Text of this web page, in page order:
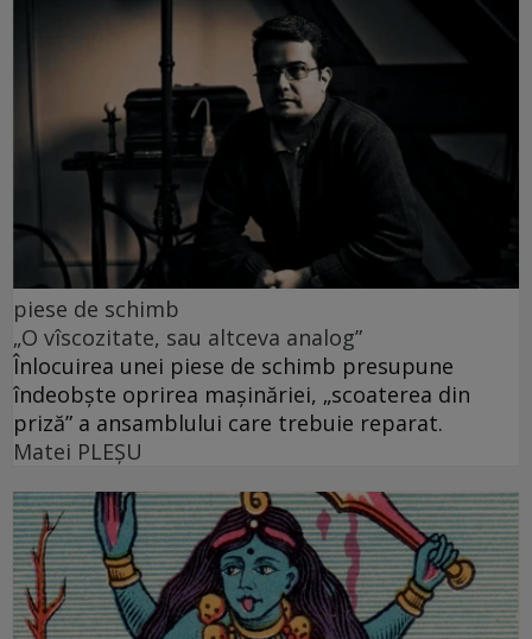
piese de schimb
„O vîscozitate, sau altceva analog”
Înlocuirea unei piese de schimb presupune
îndeobște oprirea mașinăriei, „scoaterea din
priză” a ansamblului care trebuie reparat.
Matei PLEŞU